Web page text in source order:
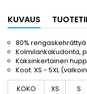
KUVAUS
80%
Kolmilankakudonta,
Kaksinkertainen
Koot: XS - 5XL
KOKO
XS S